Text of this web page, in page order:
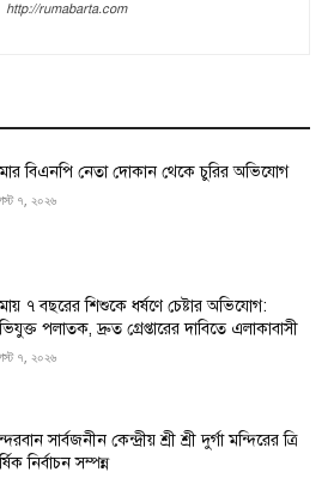
http://rumabarta.com
বিএনপি নেতা দোকান থেকে চুরির অভিযোগ
৭, ২০২৬
৭ বছরের শিশুকে ধর্ষণে চেষ্টার অভিযোগ:
পলাতক, দ্রুত গ্রেপ্তারের দাবিতে এলাকাবাসী
৭, ২০২৬
সার্বজনীন কেন্দ্রীয় শ্রী শ্রী দুর্গা মন্দিরের ত্রি
নির্বাচন সম্পন্ন